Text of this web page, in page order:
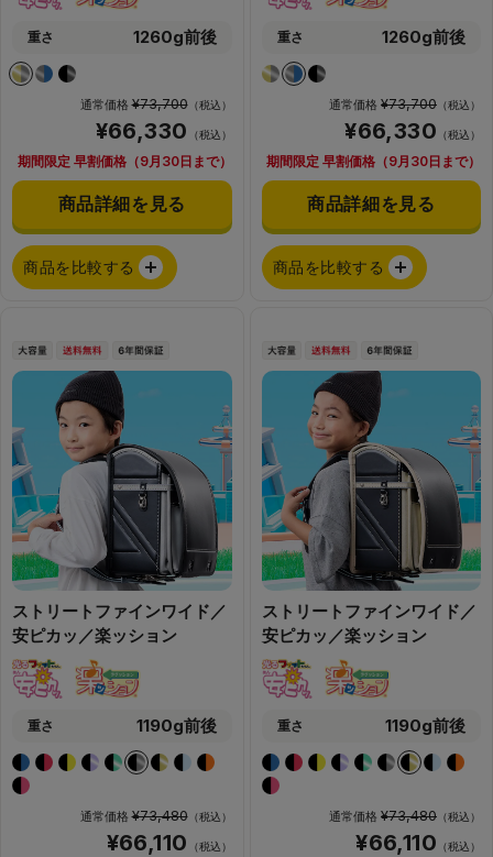
重さ 1260g前後
通常価格¥73,700（税込）
¥66,330 （税込）
期間限定 早割価格（9月30日まで）
商品詳細を見る
商品を比較する
重さ 1260g前後
通常価格 ¥73,700 （税込）
¥66,330 （税込）
期間限定 早割価格（9月30日まで）
商品詳細を見る
商品を比較する
ストリートファインワイド／
安ピカッ／楽ッション
重さ 1190g前後
通常価格¥73,480（税込）
¥66,110 （税込）
ストリートファインワイド／
安ピカッ／楽ッション
重さ 1190g前後
通常価格 ¥73,480 （税込）
¥66,110 （税込）